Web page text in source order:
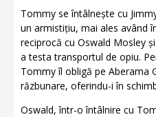
Tommy se întâlnește cu
un armistițiu, mai ales având
reciprocă cu Oswald Mosley
a testa transportul de opiu.
Tommy îl obligă pe Aberama
răzbunare, oferindu-i în
Oswald, într-o întâlnire cu